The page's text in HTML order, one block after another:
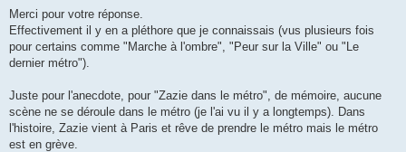
g
Merci pour votre réponse.
Effectivement il y en a pléthore que je connaissais (vus plusieurs fois
pour certains comme "Marche à l'ombre", "Peur sur la Ville" ou "Le
dernier métro").
Juste pour l'anecdote, pour "Zazie dans le métro", de mémoire, aucune
scène ne se déroule dans le métro (je l'ai vu il y a longtemps). Dans
l'histoire, Zazie vient à Paris et rêve de prendre le métro mais le métro
est en grève.